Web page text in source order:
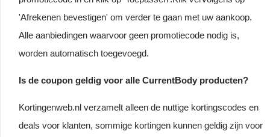
'Afrekenen bevestigen' om verder te gaan met uw aankoop.
Alle aanbiedingen waarvoor geen promotiecode nodig is,
worden automatisch toegevoegd.
Is de coupon geldig voor alle CurrentBody producten?
Kortingenweb.nl verzamelt alleen de nuttige kortingscodes en
deals voor klanten, sommige kortingen kunnen geldig zijn voor